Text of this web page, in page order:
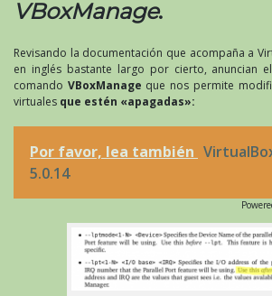
VBoxManage.
Revisando la documentación que acompaña a
en inglés bastante largo por cierto, anuncian
comando VBoxManage que nos permite
virtuales que estén «apagadas»:
Por favor, lea también
5.0.14